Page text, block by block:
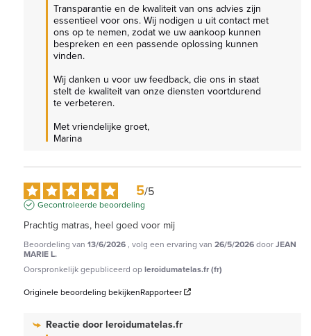
Transparantie en de kwaliteit van ons advies zijn
essentieel voor ons. Wij nodigen u uit contact met
ons op te nemen, zodat we uw aankoop kunnen
bespreken en een passende oplossing kunnen
vinden.
Wij danken u voor uw feedback, die ons in staat
stelt de kwaliteit van onze diensten voortdurend
te verbeteren.
Met vriendelijke groet,
Marina
5/5
Gecontroleerde beoordeling
Prachtig matras, heel goed voor mij
Beoordeling van 13/6/2026, volg een ervaring van 26/5/2026doorJEAN
MARIE L.
Oorspronkelijk gepubliceerd opleroidumatelas.fr (fr)
Originele beoordeling bekijkenRapporteer
Reactie doorleroidumatelas.fr